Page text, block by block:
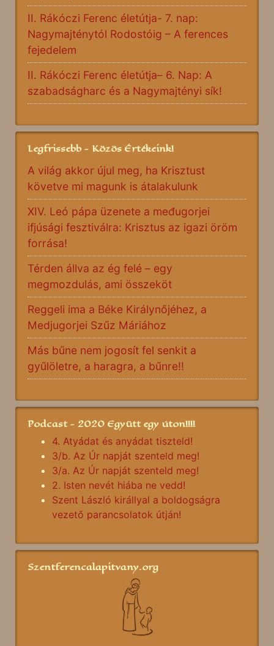
II. Rákóczi Ferenc életútja- 7. nap:
Nagymajténytól Rodostóig – A ferences
fejedelem
II. Rákóczi Ferenc életútja– 6. Nap: A
szabadságharc és a Nagymajtényi sík!
Legfrissebb - Közös Értékeink!
A világ akkor újul meg, ha Krisztust
követve mi magunk is átalakulunk
XIV. Leó pápa üzenete a međugorjei
ifjúsági fesztiválra: Krisztus az igazi öröm
forrása!
Térden állva az ég felé – egy
megmozdulás, ami összeköt
Reggeli ima a Béke Királynőjéhez, a
Medjugorjei Szűz Máriához
Más bűne nem jogosít fel senkit a
gyűlöletre, a haragra, a bűnre!!
Podcast - 2020 Együtt egy úton!!!!
4. Atyádat és anyádat tiszteld!
3/b. Az Úr napját szenteld meg!
3/a. Az Úr napját szenteld meg!
2. Isten nevét hiába ne vedd!
Szent László királlyal a boldogságra
vezető parancsolatok útján!
Szentferencalapitvany.org